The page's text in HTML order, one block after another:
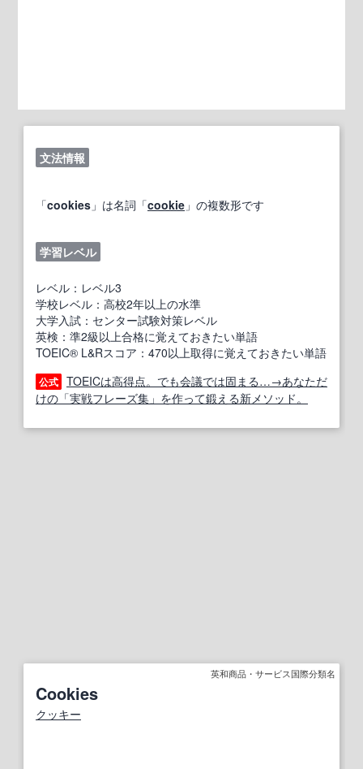
文法情報
「cookies 」は名詞「cookie 」の複数形です
学習レベル
レベル：レベル3
学校レベル：高校2年以上の水準
大学入試：センター試験対策レベル
英検：準2級以上合格に覚えておきたい単語
TOEIC® L&Rスコア：470以上取得に覚えておきたい単語
公式 TOEICは高得点。でも会議では固まる…→あなただ
けの「実戦フレーズ集」を作って鍛える新メソッド。
英和商品・サービス国際分類名
Cookies
クッキー